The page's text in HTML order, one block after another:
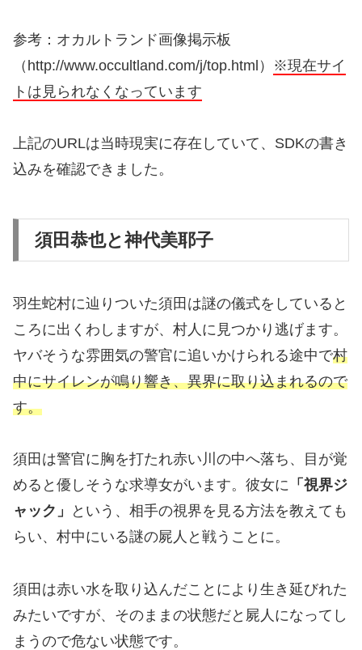
参考：オカルトランド画像掲示板
（http://www.occultland.com/j/top.html） ※現在サイ
トは見られなくなっています
上記のURLは当時現実に存在していて、SDKの書き
込みを確認できました。
須田恭也と神代美耶子
羽生蛇村に辿りついた須田は謎の儀式をしていると
ころに出くわしますが、村人に見つかり逃げます。
ヤバそうな雰囲気の警官に追いかけられる途中で村
中にサイレンが鳴り響き、異界に取り込まれるので
す。
須田は警官に胸を打たれ赤い川の中へ落ち、目が覚
めると優しそうな求導女がいます。彼女に 「視界ジ
ャック」
という、相手の視界を見る方法を教えても
らい、村中にいる謎の屍人と戦うことに。
須田は赤い水を取り込んだことにより生き延びれた
みたいですが、そのままの状態だと屍人になってし
まうので危ない状態です。